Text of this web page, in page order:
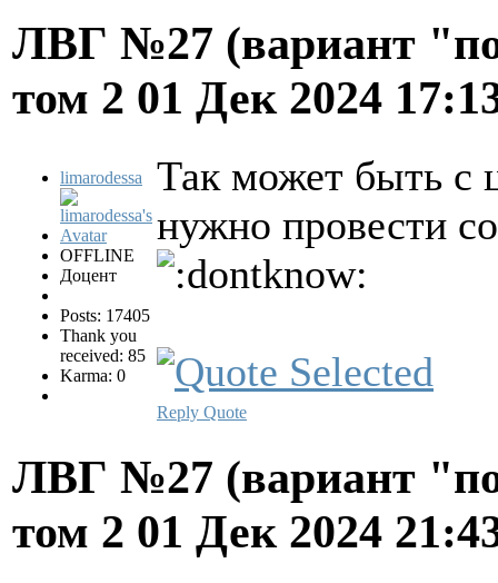
ЛВГ №27 (вариант
том 2 01 Дек 2024
limarodessa
OFFLINE
Доцент
Posts: 17405
Thank you
received: 85
Karma: 0
Так может быть с
нужно провести
Reply Quote
ЛВГ №27 (вариант
том 2 01 Дек 2024